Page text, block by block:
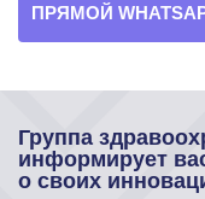
ПРЯМОЙ
Группа
информирует
о своих